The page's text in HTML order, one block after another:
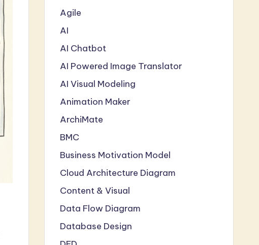
Agile
AI
AI Chatbot
AI Powered Image Translator
AI Visual Modeling
Animation Maker
ArchiMate
BMC
Business Motivation Model
Cloud Architecture Diagram
Content & Visual
Data Flow Diagram
Database Design